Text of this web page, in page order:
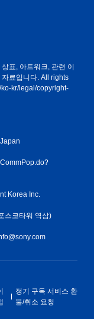
표, 아트워크, 관련 이
료입니다. All rights
kr/legal/copyright-
Korea Inc.
스코타워 역삼)
정기 구독 서비스 환
불/취소 요청